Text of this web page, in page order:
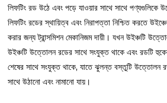
লিফটিং রড উঠে এবং পড়ে যাওয়ার সাথে সাথে পণ্যগুলিকে
লিফটিং রডের স্থায়িত্ব এবং নিরাপত্তা নিশ্চিত করতে
করার জন্য ট্রান্সমিশন মেকানিজম দায়ী। যখন উইঞ্চটি
উইঞ্চটি উত্তোলন রডের সাথে সংযুক্ত থাকে এবং রডটি
শেষের সাথে সংযুক্ত থাকে, যাতে ঝুলন্ত বস্তুটি উত্তোলন
সাথে উঠানো এবং নামানো যায়।